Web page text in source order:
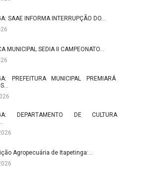
SAAE INFORMA INTERRUPÇÃO DO…
MUNICIPAL SEDIA II CAMPEONATO…
PREFEITURA MUNICIPAL PREMIARÁ
DEPARTAMENTO DE CULTURA
Agropecuária de Itapetinga:…